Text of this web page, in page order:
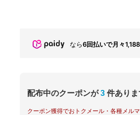
なら6回払いで月々
配布中のクーポンが 3 件ありま
クーポン獲得でおトクメール・各種メル